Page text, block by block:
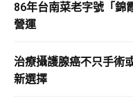
86年台南菜老字號「
營運
治療攝護腺癌不只手術
新選擇